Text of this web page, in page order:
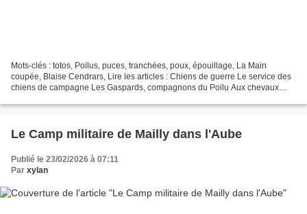
Mots-clés : totos, Poilus, puces, tranchées, poux, épouillage, La Main
coupée, Blaise Cendrars, Lire les articles : Chiens de guerre Le service des
chiens de campagne Les Gaspards, compagnons du Poilu Aux chevaux
Le Camp militaire de Mailly dans l'Aube
Publié le 23/02/2026 à 07:11
Par xylan